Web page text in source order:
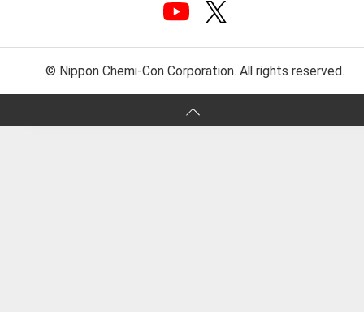
© Nippon Chemi-Con Corporation. All rights reserved.